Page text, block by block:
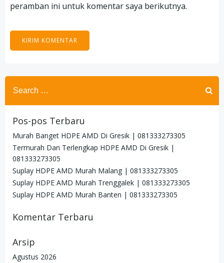
peramban ini untuk komentar saya berikutnya.
Search
for:
Pos-pos Terbaru
Murah Banget HDPE AMD Di Gresik | 081333273305
Termurah Dan Terlengkap HDPE AMD Di Gresik |
081333273305
Suplay HDPE AMD Murah Malang | 081333273305
Suplay HDPE AMD Murah Trenggalek | 081333273305
Suplay HDPE AMD Murah Banten | 081333273305
Komentar Terbaru
Arsip
Agustus 2026